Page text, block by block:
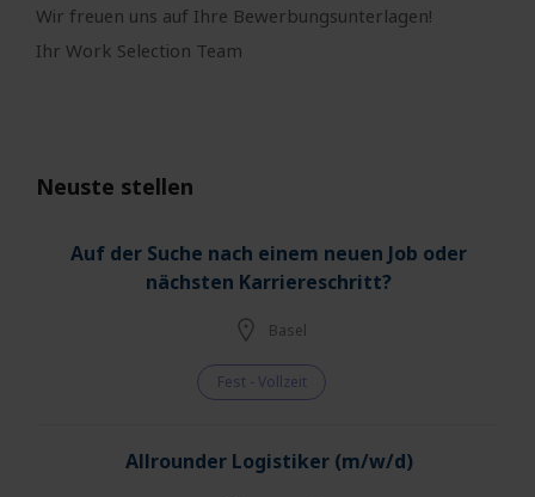
Wir freuen uns auf Ihre Bewerbungsunterlagen!
Ihr Work Selection Team
Neuste stellen
Auf der Suche nach einem neuen Job oder
nächsten Karriereschritt?
Basel
Fest - Vollzeit
Allrounder Logistiker (m/w/d)